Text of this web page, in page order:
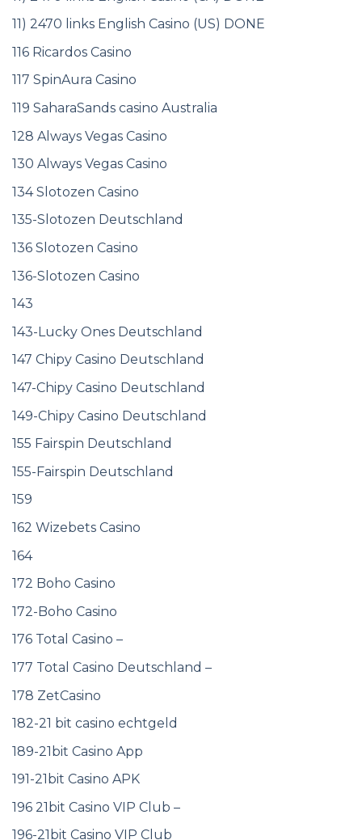
11) 2470 links English Casino (US) DONE
116 Ricardos Casino
117 SpinAura Casino
119 SaharaSands casino Australia
128 Always Vegas Casino
130 Always Vegas Casino
134 Slotozen Casino
135-Slotozen Deutschland
136 Slotozen Casino
136-Slotozen Casino
143
143-Lucky Ones Deutschland
147 Chipy Casino Deutschland
147-Chipy Casino Deutschland
149-Chipy Casino Deutschland
155 Fairspin Deutschland
155-Fairspin Deutschland
159
162 Wizebets Casino
164
172 Boho Casino
172-Boho Casino
176 Total Casino –
177 Total Casino Deutschland –
178 ZetCasino
182-21 bit casino echtgeld
189-21bit Casino App
191-21bit Casino APK
196 21bit Casino VIP Club –
196-21bit Casino VIP Club